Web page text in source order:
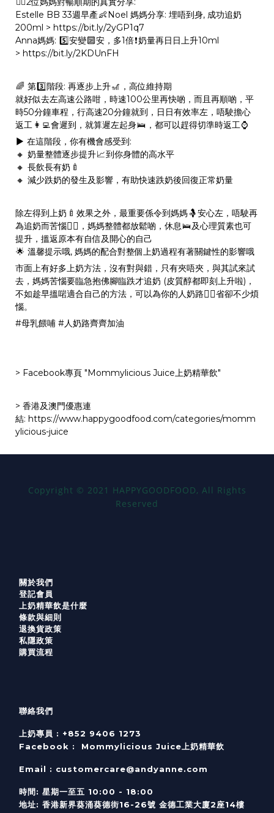
Estelle BB 33週早產👶Noel 媽媽分享: 埋唔到身, 成功追奶
200ml > https://bit.ly/2yGP1q7
Anna媽媽: 5️⃣安變🔟安，多1倍❗奶量再日日上升10ml
> https://bit.ly/2KDUnFH
🌈 第3️⃣階段: 再逐步上升🎢 ，高位維持期
就好似去左高速公路咁，時速100公里再快啲，而且再順啲，平
時50分鐘車程，行高速20分鐘就到，日日有效率左，唔駛擔心
返工 👩‍💻會遲到，就算遲左起身🛌 ，都可以趕得切準時返工⌚
▶️ 在這階段，你有機會感受到:
🔸 奶量整體逐步提升📈到你身體的高水平
🔸 長飲長有奶 🍼
🔸 減少跌奶的發生及影響，有助快速跌奶後回復正常奶量
除左得到上奶 🍼 效果之外，最重要係令到媽媽🤱安心左，唔駛再
為追奶而苦惱🤷‍♀‍ ，媽媽整體都放鬆啲，休息🛌及心理質素也可
提升，搵返原本有自信及開心的自己
🌟 溫馨提示哦, 媽媽的配合對整個上奶過程有著關鍵性的影響哦
市面上有好多上奶方法，沒有對與錯，只有夾唔夾，與其試來試
去，媽媽苦惱要臨急抱佛腳臨跌才追奶 (皮質醇都即刻上升啦)，
不如趁早搵啱適合自己的方法，可以為你的人奶路🚶‍♀‍省卻不少煩
惱。
#母乳餵哺 #人奶路齊齊加油
> Facebook專頁 "Mommylicious Juice上奶精華飲"
> 香港及澳門優惠連
結: https://www.happygoodfood.com/categories/momm
ylicious-juice
Copyright © 2021 HAPPYGOODFOOD, All Rights
Reserved
關於我們
登記會員
上奶精華飲是什麼
條款與細則
退換貨政策
私隱政策
購買流程
聯絡我們
上奶專員 : +852 9406 1273
Facebook :
Mommylicious Juice上奶精華飲
Email : customercare@andyanne.com
時間: 星期一至五 10:00 - 18:00
地址: 香港新界葵涌葵德街16-26號 金德工業大廈2座14樓